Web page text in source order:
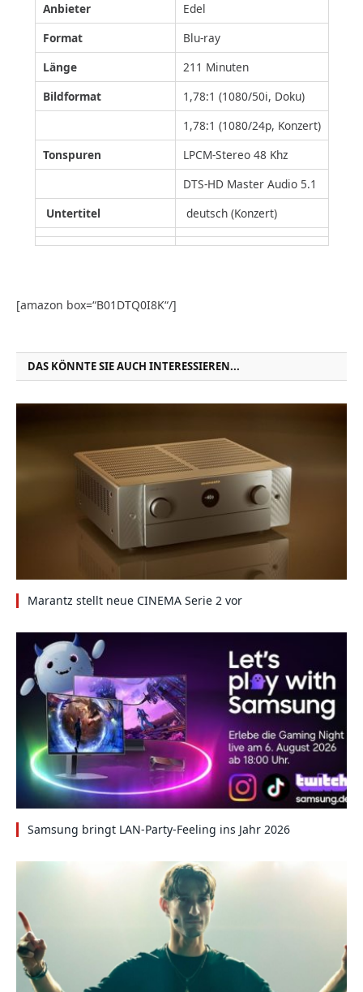
Anbieter
Edel
Format
Blu-ray
Länge
211 Minuten
Bildformat
1,78:1 (1080/50i, Doku)
1,78:1 (1080/24p, Konzert)
Tonspuren
LPCM-Stereo 48 Khz
DTS-HD Master Audio 5.1
Untertitel
deutsch (Konzert)
[amazon box=“B01DTQ0I8K“/]
DAS KÖNNTE SIE AUCH INTERESSIEREN...
Marantz stellt neue CINEMA Serie 2 vor
Samsung bringt LAN-Party-Feeling ins Jahr 2026